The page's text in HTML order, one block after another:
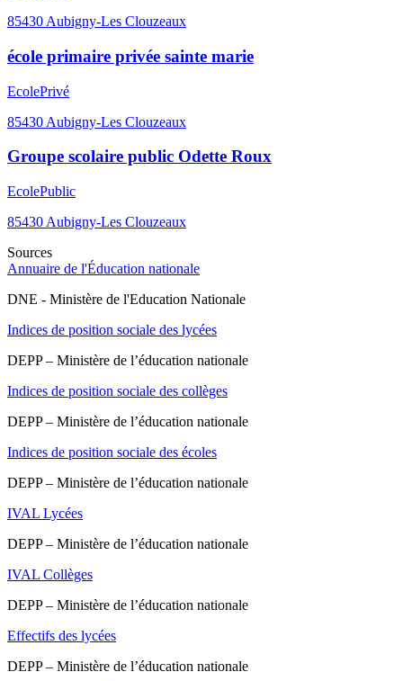
85430 Aubigny-Les Clouzeaux
école primaire privée sainte marie
EcolePrivé
85430 Aubigny-Les Clouzeaux
Groupe scolaire public Odette Roux
EcolePublic
85430 Aubigny-Les Clouzeaux
Sources
Annuaire de l'Éducation nationale
DNE - Ministère de l'Education Nationale
Indices de position sociale des lycées
DEPP – Ministère de l’éducation nationale
Indices de position sociale des collèges
DEPP – Ministère de l’éducation nationale
Indices de position sociale des écoles
DEPP – Ministère de l’éducation nationale
IVAL Lycées
DEPP – Ministère de l’éducation nationale
IVAL Collèges
DEPP – Ministère de l’éducation nationale
Effectifs des lycées
DEPP – Ministère de l’éducation nationale